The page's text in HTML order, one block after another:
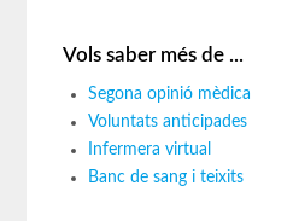
Vols saber més de ...
Segona opinió mèdica
Voluntats anticipades
Infermera virtual
Banc de sang i teixits